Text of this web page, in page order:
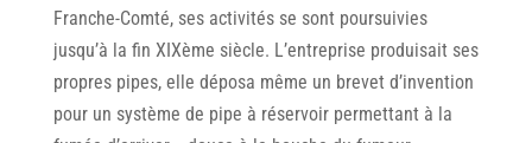
Franche-Comté, ses activités se sont poursuivies
jusqu’à la fin XIXème siècle. L’entreprise produisait ses
propres pipes, elle déposa même un brevet d’invention
pour un système de pipe à réservoir permettant à la